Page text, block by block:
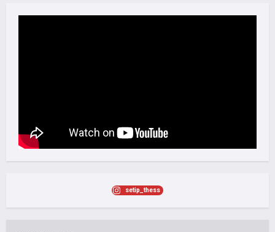
setip_thess